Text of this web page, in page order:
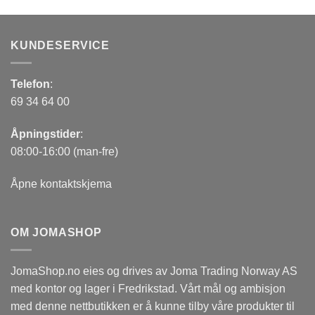
KUNDESERVICE
Telefon:
69 34 64 00
Åpningstider:
08:00-16:00 (man-fre)
Åpne kontaktskjema
OM JOMASHOP
JomaShop.no eies og drives av Joma Trading Norway AS
med kontor og lager i Fredrikstad. Vårt mål og ambisjon
med denne nettbutikken er å kunne tilby våre produkter til